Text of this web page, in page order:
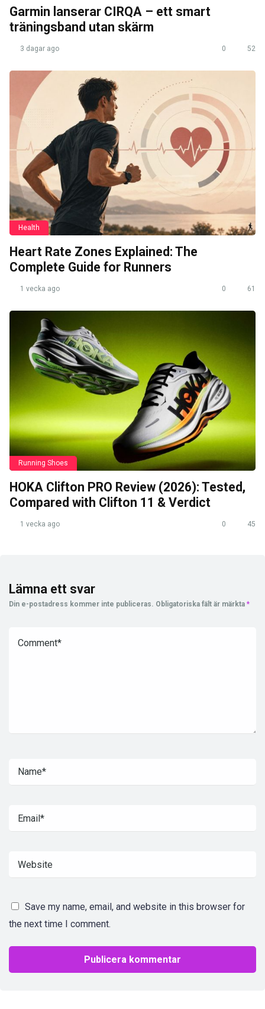
Garmin lanserar CIRQA – ett smart
träningsband utan skärm
3 dagar ago 0 52
Health
Heart Rate Zones Explained: The
Complete Guide for Runners
1 vecka ago 0 61
Running Shoes
HOKA Clifton PRO Review (2026): Tested,
Compared with Clifton 11 & Verdict
1 vecka ago 0 45
Lämna ett svar
Din e-postadress kommer inte publiceras. Obligatoriska fält är märkta *
Save my name, email, and website in this browser for
the next time I comment.